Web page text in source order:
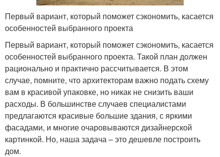
Первый вариант, который поможет сэкономить, касается
особенностей выбранного проекта
Первый вариант, который поможет сэкономить, касается
особенностей выбранного проекта. Такой план должен
рационально и практично рассчитывается. В этом
случае, помните, что архитекторам важно подать схему
вам в красивой упаковке, но никак не снизить ваши
расходы. В большинстве случаев специалистами
предлагаются красивые большие здания, с яркими
фасадами, и многие очаровываются дизайнерской
картинкой. Но, наша задача – это дешевле построить
дом.